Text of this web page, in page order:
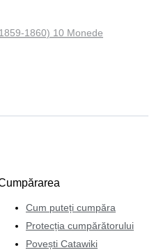
1860) 10 Monede
Cum puteți cumpăra
Protecția cumpărătorului
Povești Catawiki